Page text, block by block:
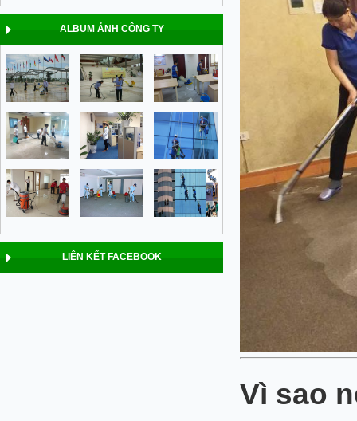
ALBUM ẢNH CÔNG TY
LIÊN KẾT FACEBOOK
Vì sao